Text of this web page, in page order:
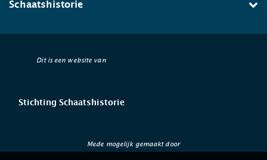
Schaatshistorie
Dit is een website van
Stichting Schaatshistorie
Mede mogelijk gemaakt door